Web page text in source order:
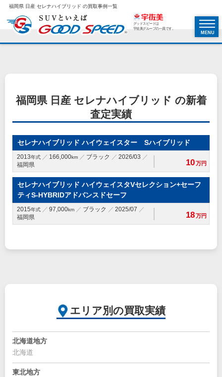
福岡県 日産 セレナハイブリッド の買取事例一覧
グッドスピードは
宇佐美グループの一員です。
MENU
福岡県 日産 セレナハイブリッド の新着
査定実績
セレナハイブリッド ハイウェイスター Sハイブリッド
2013年式 166,000km ブラック
2026/03
福岡県
10万円
セレナハイブリッド ハイウェイスタVセレクション+セーフ
ティS-HYBRIDアドバンスドセーフ
2015年式 97,000km ブラック
2025/07
福岡県
18万円
エリア別の買取実績
北海道地方
北海道
東北地方